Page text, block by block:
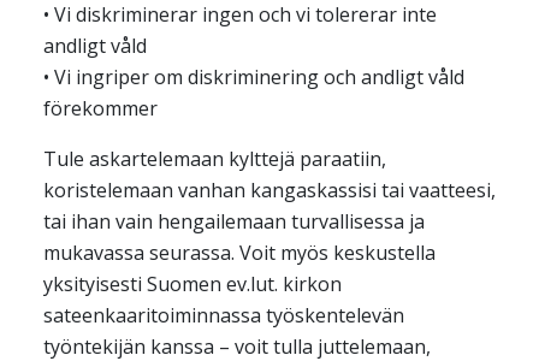
• Vi diskriminerar ingen och vi tolererar inte
andligt våld
• Vi ingriper om diskriminering och andligt våld
förekommer
Tule askartelemaan kylttejä paraatiin,
koristelemaan vanhan kangaskassisi tai vaatteesi,
tai ihan vain hengailemaan turvallisessa ja
mukavassa seurassa. Voit myös keskustella
yksityisesti Suomen ev.lut. kirkon
sateenkaaritoiminnassa työskentelevän
työntekijän kanssa – voit tulla juttelemaan,